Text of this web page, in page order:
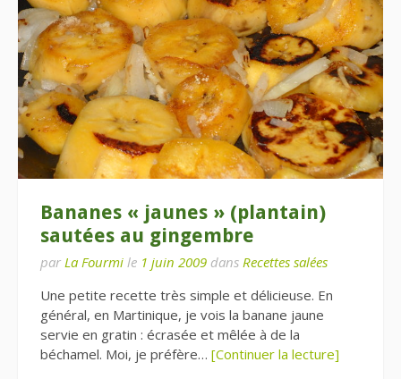
Bananes « jaunes » (plantain)
sautées au gingembre
par La Fourmi le 1 juin 2009 dans Recettes salées
Une petite recette très simple et délicieuse. En
général, en Martinique, je vois la banane jaune
servie en gratin : écrasée et mêlée à de la
béchamel. Moi, je préfère… [Continuer la lecture]